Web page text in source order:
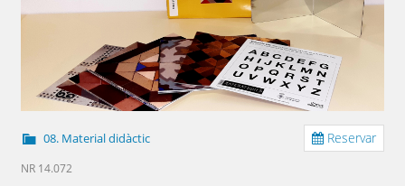
Reservar
08. Material didàctic
NR 14.072